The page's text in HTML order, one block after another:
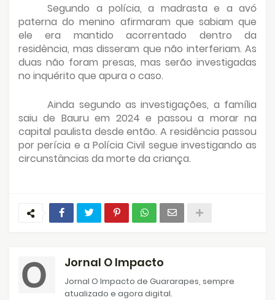
Segundo a polícia, a madrasta e a avó
paterna do menino afirmaram que sabiam que
ele era mantido acorrentado dentro da
residência, mas disseram que não interferiam. As
duas não foram presas, mas serão investigadas
no inquérito que apura o caso.
Ainda segundo as investigações, a família
saiu de Bauru em 2024 e passou a morar na
capital paulista desde então. A residência passou
por perícia e a Polícia Civil segue investigando as
circunstâncias da morte da criança.
Jornal O Impacto
Jornal O Impacto de Guararapes, sempre
atualizado e agora digital.